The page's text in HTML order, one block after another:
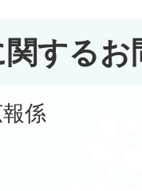
する
係